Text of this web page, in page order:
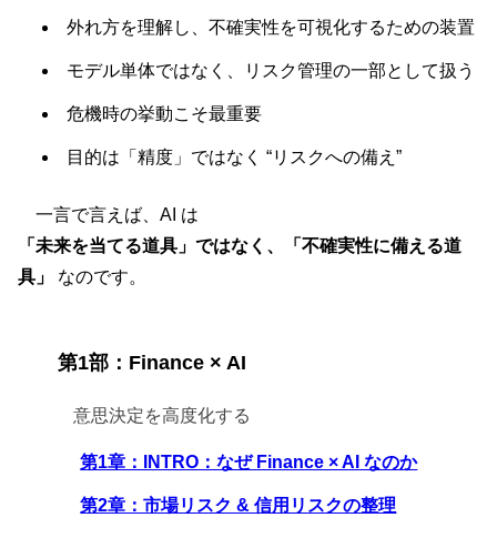
外れ方を理解し、不確実性を可視化するための装置
モデル単体ではなく、リスク管理の一部として扱う
危機時の挙動こそ最重要
目的は「精度」ではなく “リスクへの備え”
一言で言えば、AI は
「未来を当てる道具」ではなく、「不確実性に備える道
具」
なのです。
第1部：Finance × AI
意思決定を高度化する
第1章：INTRO：なぜ Finance × AI なのか
第2章：市場リスク & 信用リスクの整理